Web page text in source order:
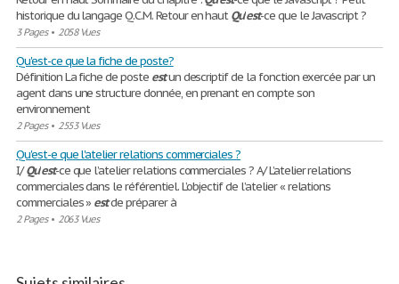
historique du langage Q.C.M. Retour en hautQu'est-ce que le Javascript ?
3 Pages• 2058 Vues
Qu'est-ce que la fiche de poste?
Définition La fiche de poste estun descriptif de la fonction exercée par un
agent dans une structure donnée, en prenant en compte son
environnement
2 Pages• 2553 Vues
Qu'est-e que l'atelier relations commerciales ?
I/Qu’est-ce que l’atelier relations commerciales ? A/ L’atelier relations
commerciales dans le référentiel. L’objectif de l’atelier « relations
commerciales » estde préparer à
2 Pages• 2063 Vues